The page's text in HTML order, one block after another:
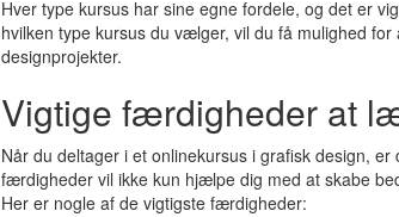
Hver type kursus har sine egne fordele, og det er
hvilken type kursus du vælger, vil du få mulighed
designprojekter.
Vigtige færdigheder at
Når du deltager i et onlinekursus i grafisk design,
færdigheder vil ikke kun hjælpe dig med at skabe
Her er nogle af de vigtigste færdigheder: